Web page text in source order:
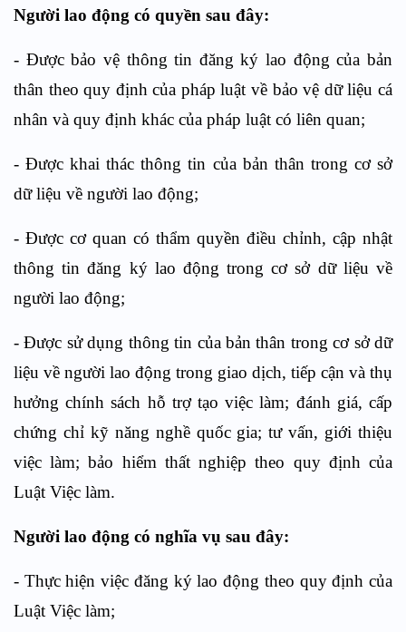
Người lao động có quyền sau đây:
- Được bảo vệ thông tin đăng ký lao động của bản
thân theo quy định của pháp luật về bảo vệ dữ liệu cá
nhân và quy định khác của pháp luật có liên quan;
- Được khai thác thông tin của bản thân trong cơ sở
dữ liệu về người lao động;
- Được cơ quan có thẩm quyền điều chỉnh, cập nhật
thông tin đăng ký lao động trong cơ sở dữ liệu về
người lao động;
- Được sử dụng thông tin của bản thân trong cơ sở dữ
liệu về người lao động trong giao dịch, tiếp cận và thụ
hưởng chính sách hỗ trợ tạo việc làm; đánh giá, cấp
chứng chỉ kỹ năng nghề quốc gia; tư vấn, giới thiệu
việc làm; bảo hiểm thất nghiệp theo quy định của
Luật Việc làm.
Người lao động có nghĩa vụ sau đây:
- Thực hiện việc đăng ký lao động theo quy định của
Luật Việc làm;